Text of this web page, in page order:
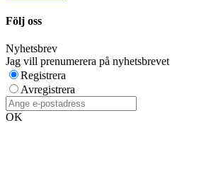
Följ oss
Nyhetsbrev
Jag vill prenumerera på nyhetsbrevet
Registrera
Avregistrera
OK